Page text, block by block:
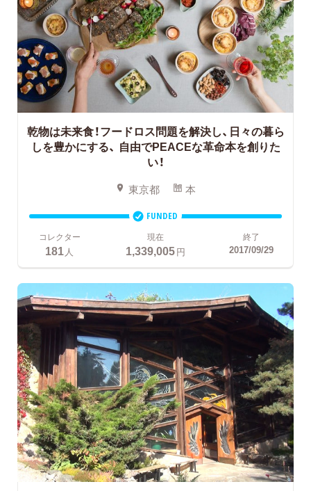
乾物は未来食！フードロス問題を解決し、日々の暮ら
しを豊かにする、 自由でPEACEな革命本を創りた
い！
東京都 本
FUNDED
コレクター
181 人
現在
1,339,005円
終了
2017/09/29